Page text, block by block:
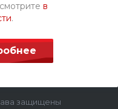
в
.
защищены